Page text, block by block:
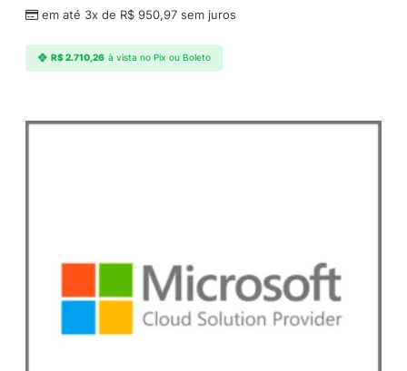
em até 3x de R$ 950,97 sem juros
R$2.710,26 à vista no Pix ou Boleto